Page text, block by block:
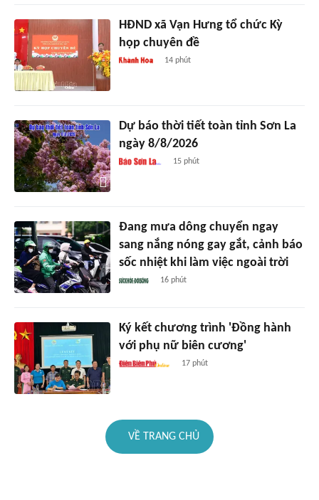
HĐND xã Vạn Hưng tổ chức Kỳ
họp chuyên đề
14 phút
Dự báo thời tiết toàn tỉnh Sơn La
ngày 8/8/2026
15 phút
Đang mưa dông chuyển ngay
sang nắng nóng gay gắt, cảnh báo
sốc nhiệt khi làm việc ngoài trời
16 phút
Ký kết chương trình 'Đồng hành
với phụ nữ biên cương'
17 phút
VỀ TRANG CHỦ